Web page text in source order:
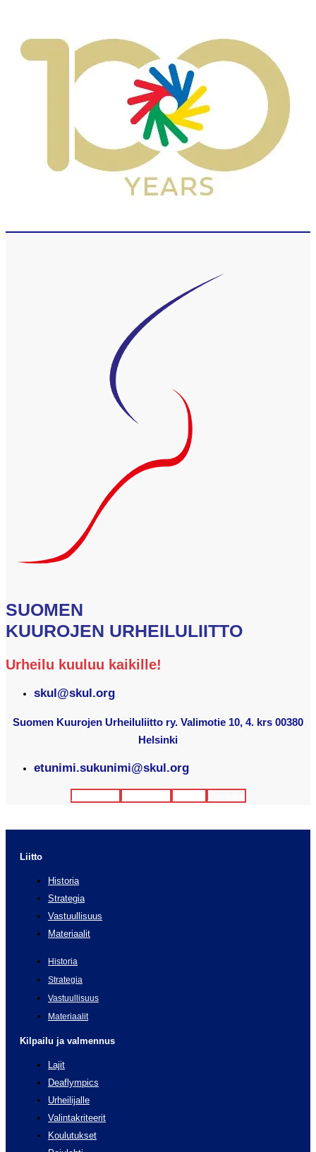
SUOMEN
KUUROJEN URHEILULIITTO
Urheilu kuuluu kaikille!
skul@skul.org
Suomen Kuurojen Urheiluliitto ry. Valimotie 10, 4. krs 00380
Helsinki
etunimi.sukunimi@skul.org
Liitto
Historia
Strategia
Vastuullisuus
Materiaalit
Historia
Strategia
Vastuullisuus
Materiaalit
Kilpailu ja valmennus
Lajit
Deaflympics
Urheilijalle
Valintakriteerit
Koulutukset